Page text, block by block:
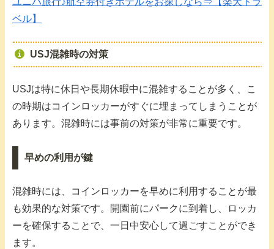
ベル】
USJ混雑時の対策
USJは特に休日や長期休暇中に混雑することが多く、こ
の時期はコインロッカーがすぐに埋まってしまうことが
あります。混雑時には事前の対策が非常に重要です。
早めの利用が鍵
混雑時には、コインロッカーを早めに利用することが最
も効果的な対策です。開園前にパークに到着し、ロッカ
ーを確保することで、一日中安心して過ごすことができ
ます。